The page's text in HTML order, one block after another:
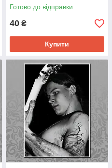
Готово до відправки
40 ₴
Купити